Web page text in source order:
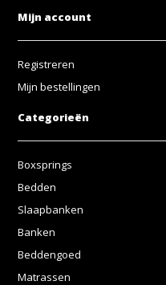
Mijn account
Registreren
Mijn bestellingen
Categorieën
Boxsprings
Bedden
Slaapbanken
Banken
Beddengoed
Matrassen